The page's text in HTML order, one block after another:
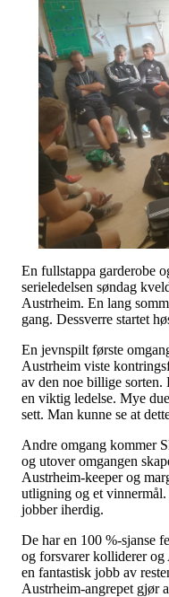
En fullstappa garderobe
serieledelsen søndag
Austrheim. En lang
gang. Dessverre startet
En jevnspilt første
Austrheim viste
av den noe billige sorten.
en viktig ledelse. Mye
sett. Man kunne se at
Andre omgang kommer
og utover omgangen
Austrheim-keeper og
utligning og et
jobber iherdig.
De har en 100 %-sjanse
og forsvarer kolliderer og
en fantastisk jobb av
Austrheim-angrepet gjør